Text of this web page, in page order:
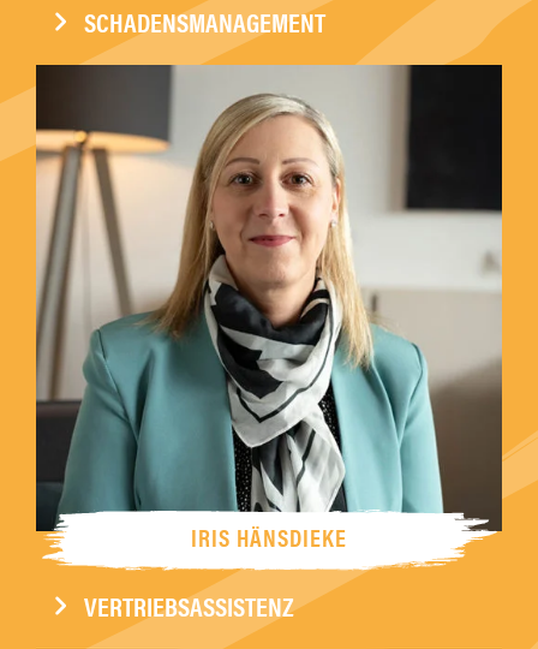
SCHADENSMANAGEMENT
IRIS HÄNSDIEKE
VERTRIEBSASSISTENZ